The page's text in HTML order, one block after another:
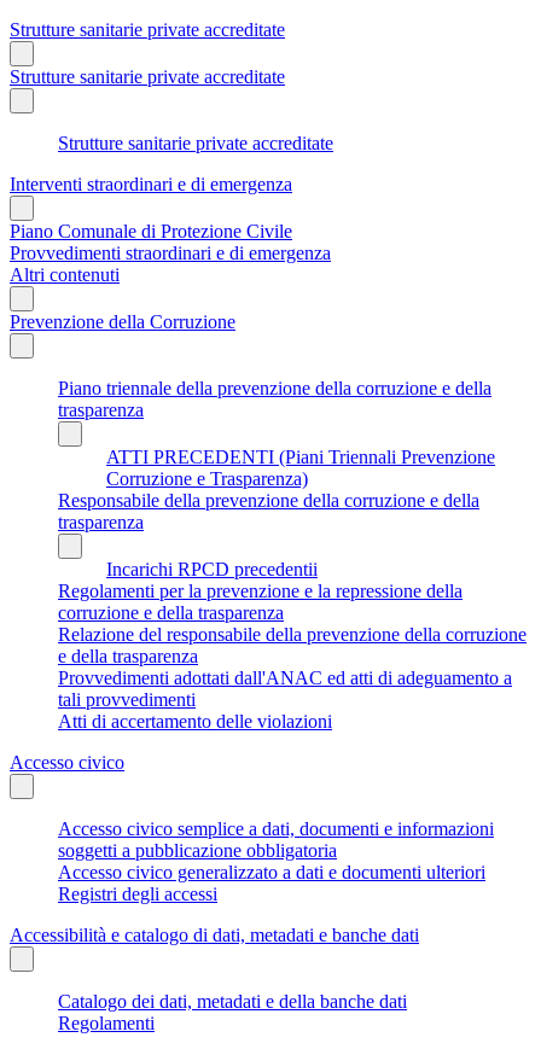
Strutture sanitarie private accreditate
Strutture sanitarie private accreditate
Strutture sanitarie private accreditate
Interventi straordinari e di emergenza
Piano Comunale di Protezione Civile
Provvedimenti straordinari e di emergenza
Altri contenuti
Prevenzione della Corruzione
Piano triennale della prevenzione della corruzione e della
trasparenza
ATTI PRECEDENTI (Piani Triennali Prevenzione
Corruzione e Trasparenza)
Responsabile della prevenzione della corruzione e della
trasparenza
Incarichi RPCD precedentii
Regolamenti per la prevenzione e la repressione della
corruzione e della trasparenza
Relazione del responsabile della prevenzione della corruzione
e della trasparenza
Provvedimenti adottati dall'ANAC ed atti di adeguamento a
tali provvedimenti
Atti di accertamento delle violazioni
Accesso civico
Accesso civico semplice a dati, documenti e informazioni
soggetti a pubblicazione obbligatoria
Accesso civico generalizzato a dati e documenti ulteriori
Registri degli accessi
Accessibilità e catalogo di dati, metadati e banche dati
Catalogo dei dati, metadati e della banche dati
Regolamenti